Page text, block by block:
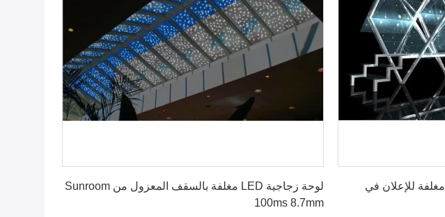
15W 8.38mm لوحة زجاجية LED مغلفة للإعلان في
لوحة زجاجية LED مغلفة بالسقف المعزول من Sunroom
100ms 8.7mm